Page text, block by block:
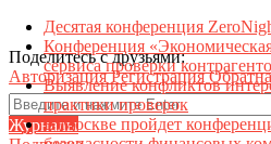
Поделитесь с друзьями:
АвторизацияРегистрация
Журналы
Десятая конференция
Конференция
сервиса проверки
Выявление конфликтов
практики проверок
В Москве пройдет